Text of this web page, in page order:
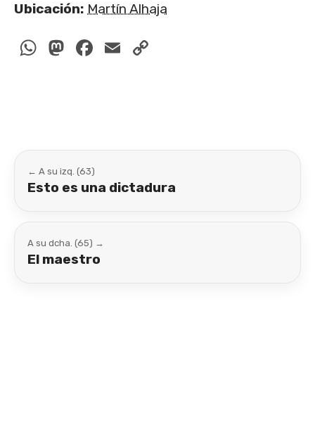
Ubicación: Martín Alhaja
WhatsApp
Mastodon
Facebook
Email
← A su izq. (63)
Esto es una dictadura
A su dcha. (65) →
El maestro